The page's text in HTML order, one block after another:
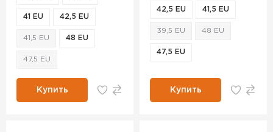
41 EU 42,5 EU
41,5 EU 48 EU
47,5 EU
Купить
42,5 EU 41,5 EU
39,5 EU 48 EU
47,5 EU
Купить